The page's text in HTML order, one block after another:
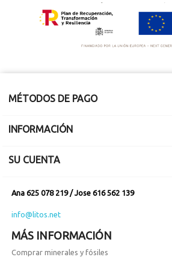
MÉTODOS DE PAGO
INFORMACIÓN
SU CUENTA
Ana 625 078 219 / Jose 616 562 139
info@litos.net
MÁS INFORMACIÓN
Comprar minerales y fósiles